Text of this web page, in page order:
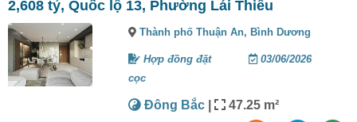
2,608 tỷ, Quốc lộ 13, Phường Lái Thiêu
Thành phố Thuận An,Bình Dương
Hợp đồng đặt
cọc
03/06/2026
Đông Bắc | 47.25 m²